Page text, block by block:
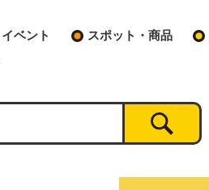
イベント スポット・商品